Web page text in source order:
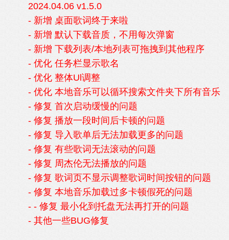
2024.04.06 v1.5.0
- 新增 桌面歌词终于来啦
- 新增 默认下载音质，不用每次弹窗
- 新增 下载列表/本地列表可拖拽到其他程序
- 优化 任务栏显示歌名
- 优化 整体Ul调整
- 优化 本地音乐可以循环搜索文件夹下所有音乐
- 修复 首次启动缓慢的问题
- 修复 播放一段时间后卡顿的问题
- 修复 导入歌单后无法加载更多的问题
- 修复 有些歌词无法滚动的问题
- 修复 周杰伦无法播放的问题
- 修复 歌词页不显示调整歌词时间按钮的问题
- 修复 本地音乐加载过多卡顿假死的问题
- - 修复 最小化到托盘无法再打开的问题
- 其他一些BUG修复